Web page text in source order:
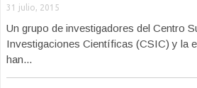
31 julio, 2015
Un grupo de investigadores del Centro
Investigaciones Científicas (CSIC) y la
han...